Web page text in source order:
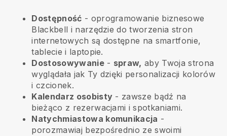
Dostępność - oprogramowanie biznesowe
Blackbell i narzędzie do tworzenia stron
internetowych są dostępne na smartfonie,
tablecie i laptopie.
Dostosowywanie- spraw, aby Twoja strona
wyglądała jak Ty dzięki personalizacji kolorów
i czcionek.
Kalendarz osobisty - zawsze bądź na
bieżąco z rezerwacjami i spotkaniami.
Natychmiastowa komunikacja -
porozmawiaj bezpośrednio ze swoimi